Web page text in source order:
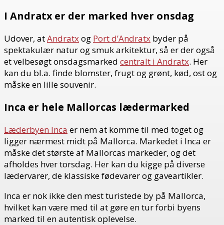
I Andratx er der marked hver onsdag
Udover, atAndratxog Port d’Andratx byder på
spektakulær natur og smuk arkitektur, så er der også
et velbesøgt onsdagsmarked centralt i Andratx. Her
kan du bl.a. finde blomster, frugt og grønt, kød, ost og
måske en lille souvenir.
Inca er hele Mallorcas lædermarked
Læderbyen Inca er nem at komme til med toget og
ligger nærmest midt på Mallorca. Markedet i Inca er
måske det største af Mallorcas markeder, og det
afholdes hver torsdag. Her kan du kigge på diverse
lædervarer, de klassiske fødevarer og gaveartikler.
Inca er nok ikke den mest turistede by på Mallorca,
hvilket kan være med til at gøre en tur forbi byens
marked til en autentisk oplevelse.